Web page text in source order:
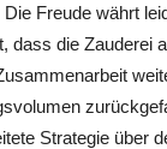
Freude währt
dass die Zauderei
Strategie über